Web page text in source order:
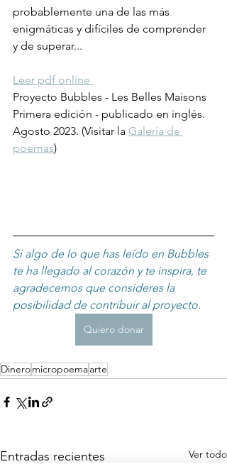
probablemente una de las más
enigmáticas y difíciles de comprender
y de superar...
Leer pdf online
Proyecto Bubbles - Les Belles Maisons
Primera edición - publicado en inglés.
Agosto 2023. (Visitar la Galería de
poemas)
Si algo de lo que has leído en Bubbles
te ha llegado al corazón y te inspira, te
agradecemos que consideres la
posibilidad de contribuir al proyecto.
Quiero donar
Dineromicropoemaarte
Entradas recientes Ver todo